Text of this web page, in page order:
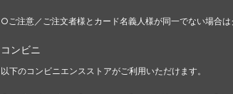
○ご注意／ご注文者様とカード名義人様が同一でない場合
コンビニ
以下のコンビニエンスストアがご利用いただけます。